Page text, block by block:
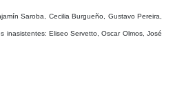
Saroba, Cecilia Burgueño, Gustavo Pereira,
inasistentes: Eliseo Servetto, Oscar Olmos, José